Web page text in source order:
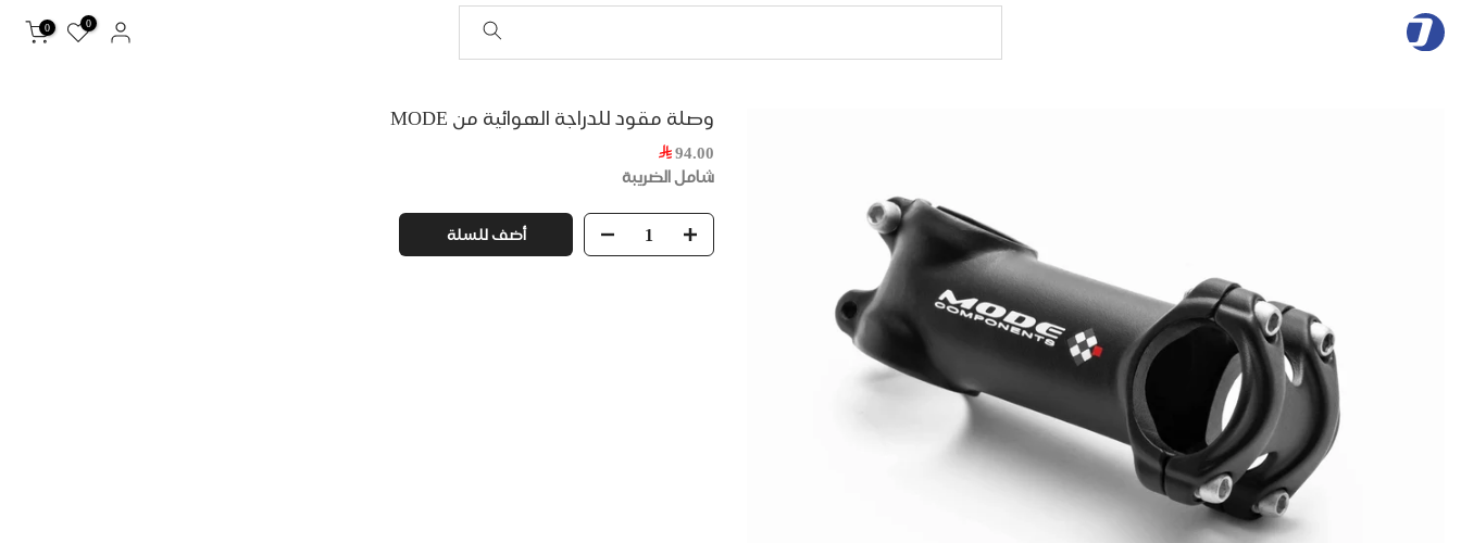
0
0
وصلة مقود للدراجة الهوائية من MODE
94.00
شامل الضريبة
أضف للسلة